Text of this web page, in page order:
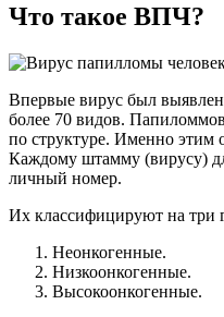
Что такое ВПЧ?
Впервые вирус был выявлен
более 70 видов.
по структуре. Именно этим
Каждому штамму (вирусу)
личный номер.
Их классифицируют на три
Неонкогенные.
Низкоонкогенные.
Высокоонкогенные.